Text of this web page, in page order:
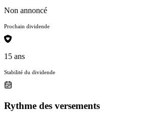
Non annoncé
Prochain dividende
15 ans
Stabilité du dividende
Rythme des versements